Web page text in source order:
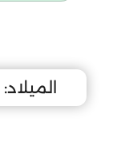
الميلاد: